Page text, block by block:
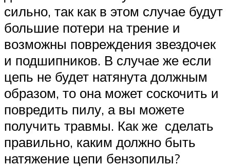
сильно, так как в этом случае будут
большие потери на трение и
возможны повреждения звездочек
и подшипников. В случае же если
цепь не будет натянута должным
образом, то она может соскочить и
повредить пилу, а вы можете
получить травмы. Как же сделать
правильно, каким должно быть
натяжение цепи бензопилы?